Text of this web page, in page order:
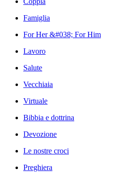
Famiglia
For Her &#038; For Him
Lavoro
Salute
Vecchiaia
Virtuale
Bibbia e dottrina
Devozione
Le nostre croci
Preghiera